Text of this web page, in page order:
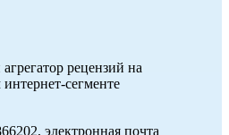
рецензий на
сегменте
электронная почта